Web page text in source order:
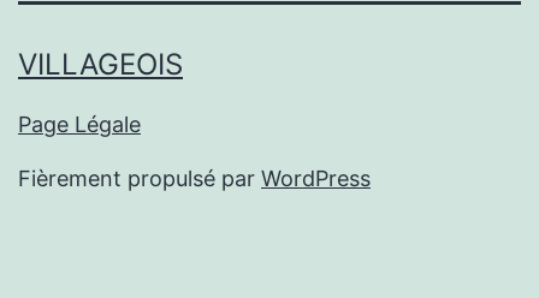
VILLAGEOIS
Page Légale
Fièrement propulsé par WordPress